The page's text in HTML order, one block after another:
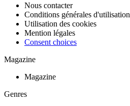
Nous contacter
Conditions générales d'utilisation
Utilisation des cookies
Mention légales
Consent choices
Magazine
Magazine
Genres